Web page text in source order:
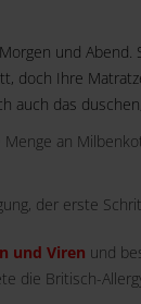
und
doch Ihre
auch das
an
der erste
und Viren und
die Britisch-